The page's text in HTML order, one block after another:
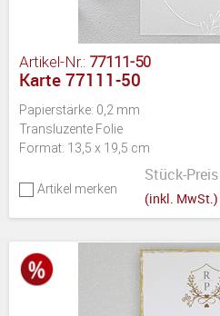
Artikel-Nr.: 77111-50
Karte 77111-50
Papierstärke: 0,2 mm
Transluzente Folie
Format: 13,5 x 19,5 cm
Artikel merken
Stück-Preis
(inkl. MwSt.)